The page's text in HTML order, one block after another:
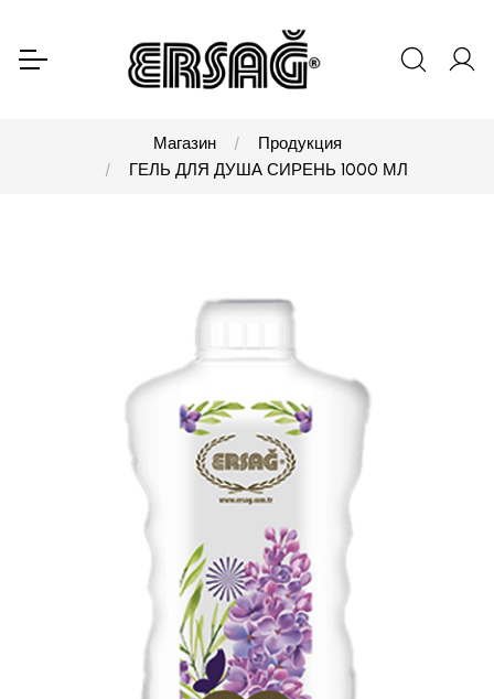
Магазин
Продукция
ГЕЛЬ ДЛЯ ДУША СИРЕНЬ 1000 МЛ